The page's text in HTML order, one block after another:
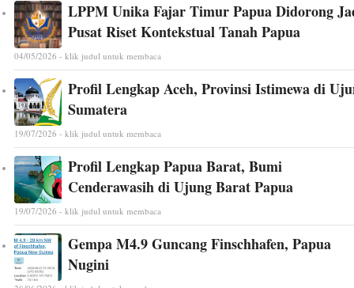
LPPM Unika Fajar Timur Papua Didorong
Pusat Riset Kontekstual Tanah Papua
04/05/2026 - klik judul untuk membaca
Profil Lengkap Aceh, Provinsi Istimewa di
Sumatera
19/07/2026 - klik judul untuk membaca
Profil Lengkap Papua Barat, Bumi
Cenderawasih di Ujung Barat Papua
19/07/2026 - klik judul untuk membaca
Gempa M4.9 Guncang Finschhafen, Papua
Nugini